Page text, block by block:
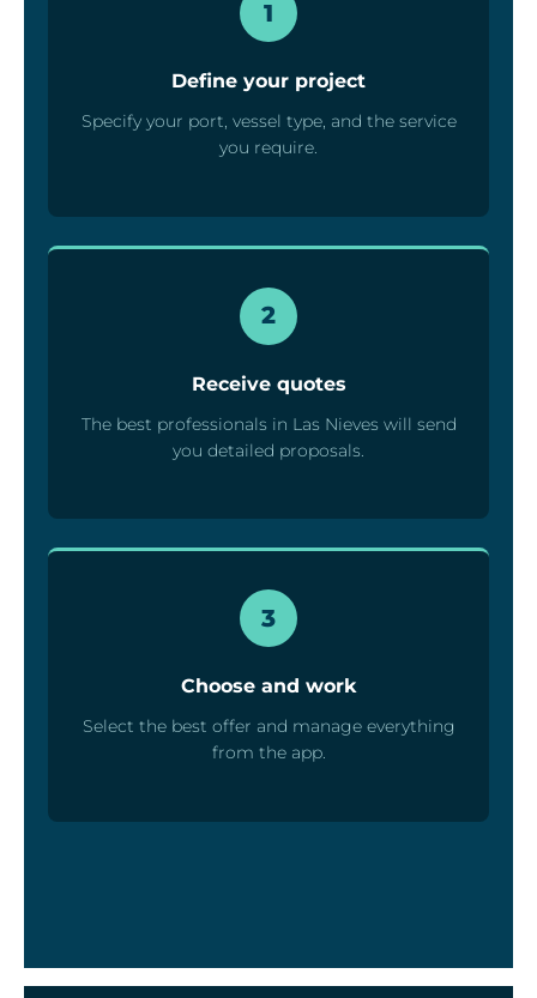
1
Define your project
Specify your port, vessel type, and the service
you require.
2
Receive quotes
The best professionals in Las Nieves will send
you detailed proposals.
3
Choose and work
Select the best offer and manage everything
from the app.